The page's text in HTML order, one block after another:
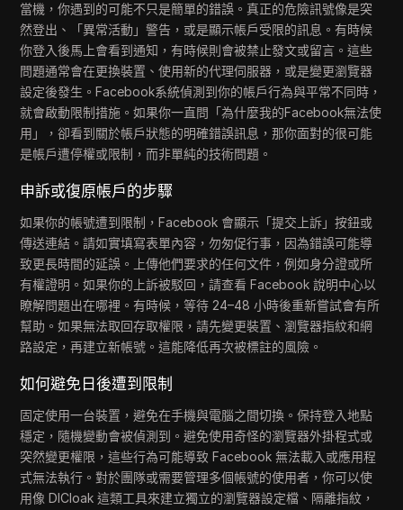
當機，你遇到的可能不只是簡單的錯誤。真正的危險訊號像是突
然登出、「異常活動」警告，或是顯示帳戶受限的訊息。有時候
你登入後馬上會看到通知，有時候則會被禁止發文或留言。這些
問題通常會在更換裝置、使用新的代理伺服器，或是變更瀏覽器
設定後發生。Facebook系統偵測到你的帳戶行為與平常不同時，
就會啟動限制措施。如果你一直問「為什麼我的Facebook無法使
用」，卻看到關於帳戶狀態的明確錯誤訊息，那你面對的很可能
是帳戶遭停權或限制，而非單純的技術問題。
申訴或復原帳戶的步驟
如果你的帳號遭到限制，Facebook 會顯示「提交上訴」按鈕或
傳送連結。請如實填寫表單內容，勿匆促行事，因為錯誤可能導
致更長時間的延誤。上傳他們要求的任何文件，例如身分證或所
有權證明。如果你的上訴被駁回，請查看 Facebook 說明中心以
瞭解問題出在哪裡。有時候，等待 24–48 小時後重新嘗試會有所
幫助。如果無法取回存取權限，請先變更裝置、瀏覽器指紋和網
路設定，再建立新帳號。這能降低再次被標註的風險。
如何避免日後遭到限制
固定使用一台裝置，避免在手機與電腦之間切換。保持登入地點
穩定，隨機變動會被偵測到。避免使用奇怪的瀏覽器外掛程式或
突然變更權限，這些行為可能導致 Facebook 無法載入或應用程
式無法執行。對於團隊或需要管理多個帳號的使用者，你可以使
用像 DICloak 這類工具來建立獨立的瀏覽器設定檔、隔離指紋，